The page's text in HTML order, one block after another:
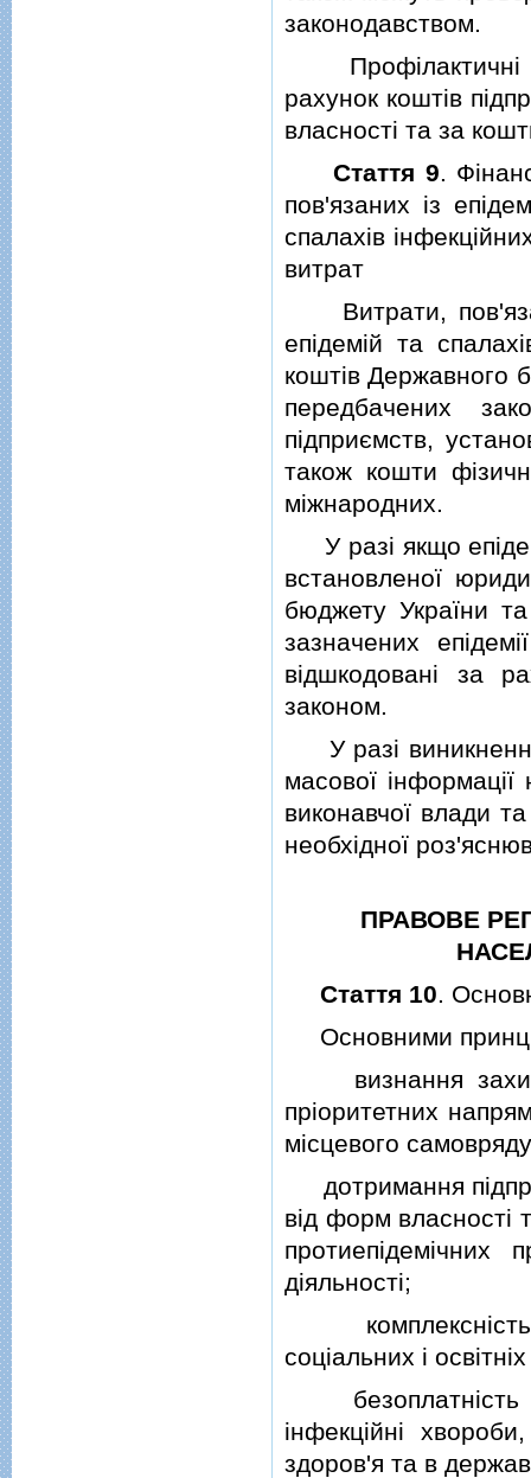
законодавством.
Профiлактичнi та
рахунок коштiв
власностi та за
Стаття 9.
пов'язаних iз
спалахiв
витрат
Витрати,
епiдемiй та
коштiв Державного
передбачених
пiдприємств,
також кошти
мiжнародних.
У разi якщо
встановленої
бюджету України
зазначених
вiдшкодованi за
законом.
У разi
масової
виконавчої влади
необхiдної
ПРАВОВЕ
Стаття 10.
Основними
визнання
прiоритетних
мiсцевого
дотримання
вiд форм власностi
протиепiдемiчних
дiяльностi;
комплекснiсть
соцiальних i
безоплатнiсть
iнфекцiйнi
здоров'я та в